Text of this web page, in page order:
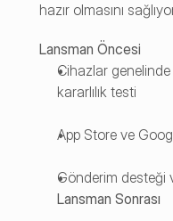
hazır olmasını
Lansman Öncesi
Cihazlar
kararlılık testi
App Store ve
Lansman Sonrası